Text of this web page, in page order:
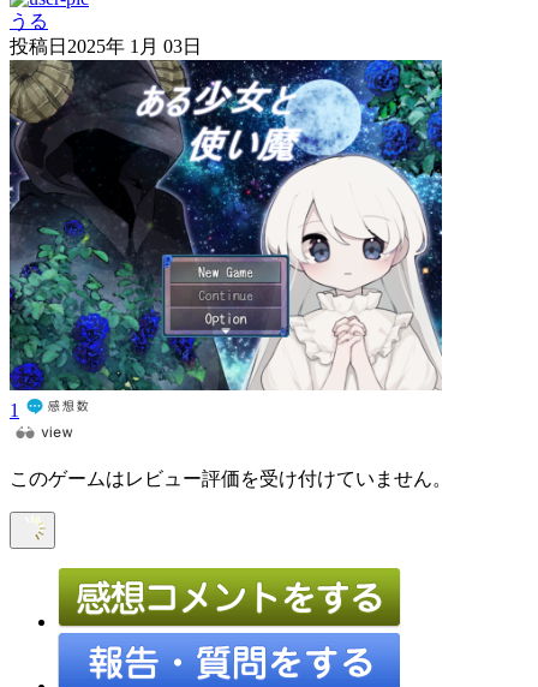
うる
投稿日 2025年 1月 03日
1
このゲームはレビュー評価を受け付けていません。